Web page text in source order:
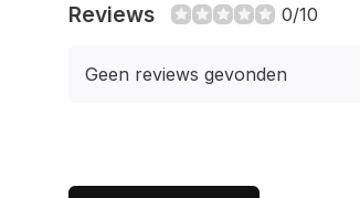
Reviews 0/10
Geen reviews gevonden